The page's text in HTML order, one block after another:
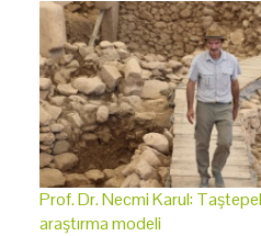
Prof. Dr. Necmi Karul:
araştırma modeli